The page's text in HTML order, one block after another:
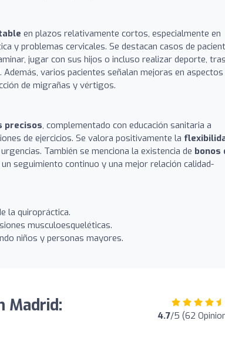
en plazos relativamente cortos, especialmente en
y problemas cervicales. Se destacan casos de
jugar con sus hijos o incluso realizar deporte, tras
varios pacientes señalan mejoras en aspectos
de migrañas y vértigos.
precisos, complementado con educación sanitaria a
de ejercicios. Se valora positivamente la
También se menciona la existencia de bonos
seguimiento continuo y una mejor relación calidad-
la quiropráctica.
musculoesqueléticas.
niños y personas mayores.
Madrid:
4.7/5 (62